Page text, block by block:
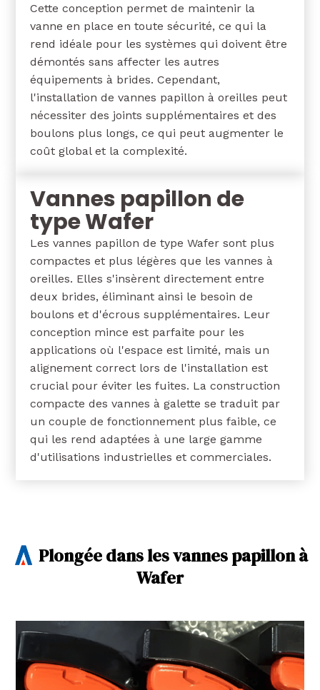
Cette conception permet de maintenir la
vanne en place en toute sécurité, ce qui la
rend idéale pour les systèmes qui doivent être
démontés sans affecter les autres
équipements à brides. Cependant,
l'installation de vannes papillon à oreilles peut
nécessiter des joints supplémentaires et des
boulons plus longs, ce qui peut augmenter le
coût global et la complexité.
Vannes papillon de
type Wafer
Les vannes papillon de type Wafer sont plus
compactes et plus légères que les vannes à
oreilles. Elles s'insèrent directement entre
deux brides, éliminant ainsi le besoin de
boulons et d'écrous supplémentaires. Leur
conception mince est parfaite pour les
applications où l'espace est limité, mais un
alignement correct lors de l'installation est
crucial pour éviter les fuites. La construction
compacte des vannes à galette se traduit par
un couple de fonctionnement plus faible, ce
qui les rend adaptées à une large gamme
d'utilisations industrielles et commerciales.
Plongée dans les vannes papillon à
Wafer